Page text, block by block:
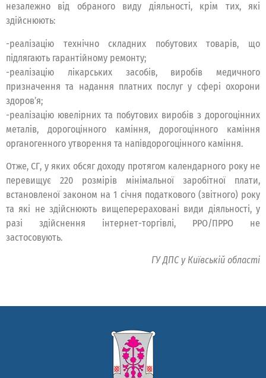
незалежно від обраного виду діяльності, крім тих, які
здійснюють:
-реалізацію технічно складних побутових товарів, що
підлягають гарантійному ремонту;
-реалізацію лікарських засобів, виробів медичного
призначення та надання платних послуг у сфері охорони
здоров’я;
-реалізацію ювелірних та побутових виробів з дорогоцінних
металів, дорогоцінного каміння, дорогоцінного каміння
органогенного утворення та напівдорогоцінного каміння.
Отже, СГ, у яких обсяг доходу протягом календарного року не
перевищує 220 розмірів мінімальної заробітної плати,
встановленої законом на 1 січня податкового (звітного) року
та які не здійснюють вищеперераховані види діяльності, у
разі здійснення інтернет-торгівлі, РРО/ПРРО не
застосовують.
ГУ ДПС у Київській області